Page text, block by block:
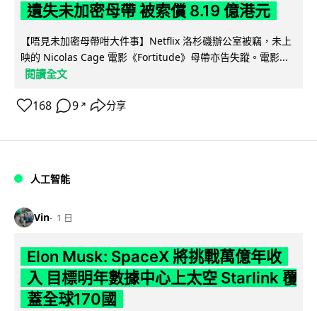
遺失未加密母帶 被索償 8.19 億港元
【唔見未加密母帶咁大件事】Netflix 洛杉磯辦公室被竊，未上
映的 Nicolas Cage 電影《Fortitude》母帶亦告失蹤。電影...
閱讀全文
168 9 ↗ 分享
人工智能
Vin 1 日
Elon Musk: SpaceX 將挑戰萬億年收
入 目標明年數據中心上太空 Starlink 覆
蓋全球170國